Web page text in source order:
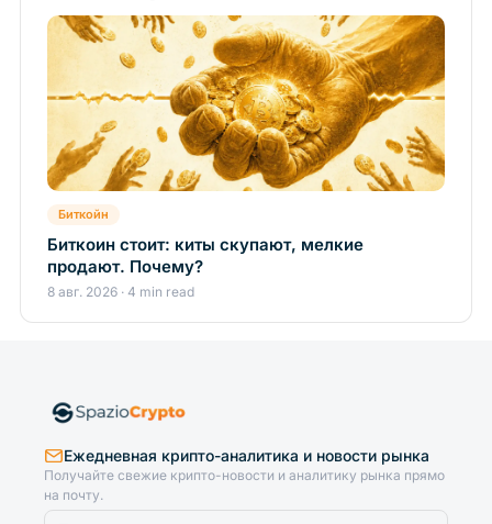
Биткойн
Биткоин стоит: киты скупают, мелкие
продают. Почему?
8 авг. 2026 · 4 min read
Ежедневная крипто-аналитика и новости рынка
Получайте свежие крипто-новости и аналитику рынка прямо
на почту.